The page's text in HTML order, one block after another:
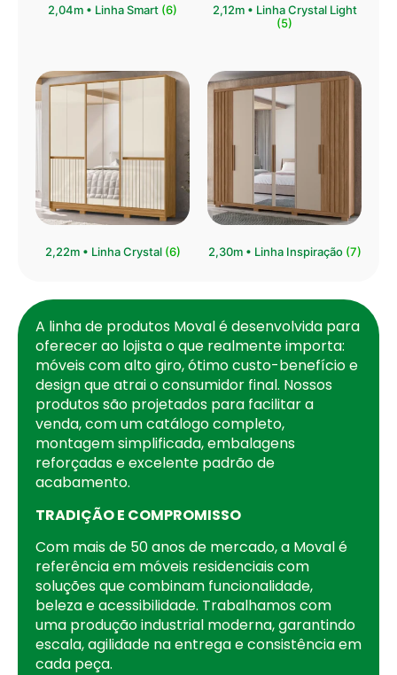
⁠2,04m • Linha Smart (6)
2,12m • Linha Crystal Light
(5)
2,22m • Linha Crystal (6) 2,30m • Linha Inspiração (7)
A linha de produtos Moval é desenvolvida para
oferecer ao lojista o que realmente importa:
móveis com alto giro, ótimo custo-benefício e
design que atrai o consumidor final. Nossos
produtos são projetados para facilitar a
venda, com um catálogo completo,
montagem simplificada, embalagens
reforçadas e excelente padrão de
acabamento.
TRADIÇÃO E COMPROMISSO
Com mais de 50 anos de mercado, a Moval é
referência em móveis residenciais com
soluções que combinam funcionalidade,
beleza e acessibilidade. Trabalhamos com
uma produção industrial moderna, garantindo
escala, agilidade na entrega e consistência em
cada peça.